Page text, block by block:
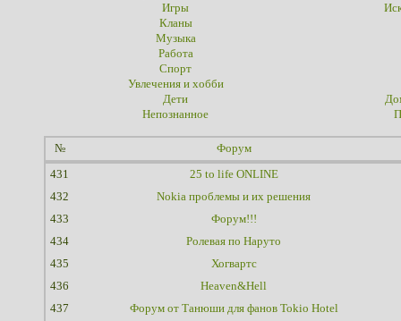
Игры
Кланы
Музыка
Работа
Спорт
Увлечения и хобби
Дети
Непознанное
№ Форум
431
25 to life ONLINE
432
Nokia проблемы и их решения
433
Форум!!!
434
Ролевая по Наруто
435
Хогвартс
436
Heaven&Hell
437
Форум от Танюши для фанов Tokio Hotel